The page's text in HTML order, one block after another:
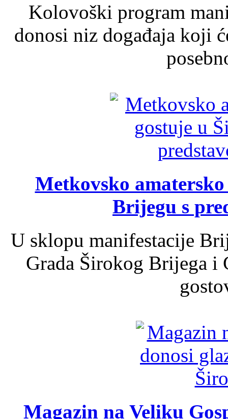
Kolovoški program
donosi niz događaja koji
Metkovsko
Brijegu s
U sklopu manifestacije
Grada Širokog Brijega
Magazin na Veliku